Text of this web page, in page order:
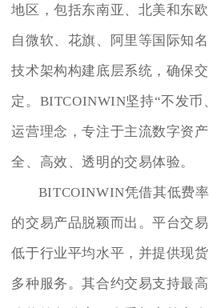
地区，包括东南亚、北美和东
自微软、花旗、阿里等国际知
技术架构构建底层系统，确保
定。BITCOINWIN坚持“不发币
运营理念，专注于主流数字资
全、高效、透明的交易体验。
BITCOINWIN凭借其低费
的交易产品脱颖而出。平台交
低于行业平均水平，并提供现
多种服务。其合约交易支持最